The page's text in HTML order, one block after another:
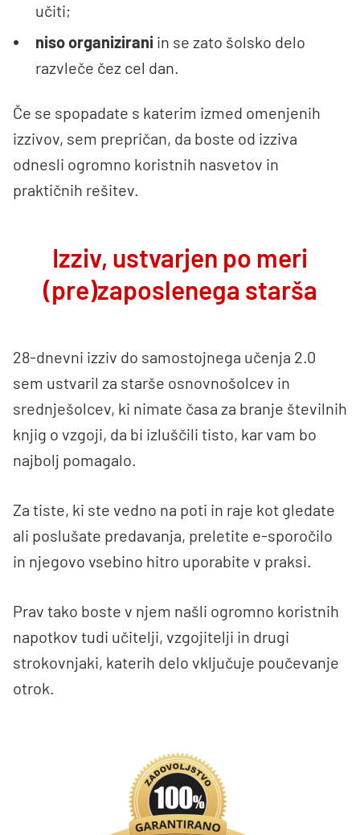
učiti;
niso organizirani in se zato šolsko delo
razvleče čez cel dan.
Če se spopadate s katerim izmed omenjenih
izzivov, sem prepričan, da boste od izziva
odnesli ogromno koristnih nasvetov in
praktičnih rešitev.
Izziv, ustvarjen po meri
(pre)zaposlenega starša
28-dnevni izziv do samostojnega učenja 2.0
sem ustvaril za starše osnovnošolcev in
srednješolcev, ki nimate časa za branje številnih
knjig o vzgoji, da bi izluščili tisto, kar vam bo
najbolj pomagalo.
Za tiste, ki ste vedno na poti in raje kot gledate
ali poslušate predavanja, preletite e-sporočilo
in njegovo vsebino hitro uporabite v praksi.
Prav tako boste v njem našli ogromno koristnih
napotkov tudi učitelji, vzgojitelji in drugi
strokovnjaki, katerih delo vključuje poučevanje
otrok.